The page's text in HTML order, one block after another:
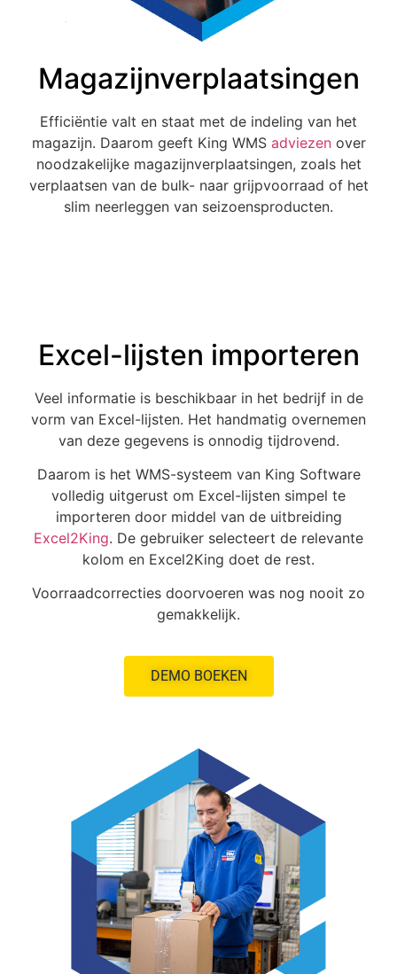
Magazijnverplaatsingen
Efficiëntie valt en staat met de indeling van het
magazijn. Daarom geeft King WMS adviezenover
noodzakelijke magazijnverplaatsingen, zoals het
verplaatsen van de bulk- naar grijpvoorraad of het
slim neerleggen van seizoensproducten.
Excel-lijsten importeren
Veel informatie is beschikbaar in het bedrijf in de
vorm van Excel-lijsten. Het handmatig overnemen
van deze gegevens is onnodig tijdrovend.
Daarom is het WMS-systeem van King Software
volledig uitgerust om Excel-lijsten simpel te
importeren door middel van de uitbreiding
Excel2King. De gebruiker selecteert de relevante
kolom en Excel2King doet de rest.
Voorraadcorrecties doorvoeren was nog nooit zo
gemakkelijk.
DEMO BOEKEN